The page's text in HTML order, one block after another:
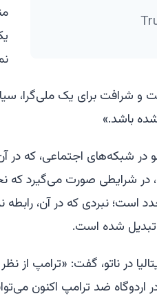
و شرافت برای یک ملی‌گرا،
باشد.»
در شبکه‌های اجتماعی، که در
در شرایطی صورت می‌گیرد که
است؛ نبردی که در آن،
تبدیل شده است.
در ناتو، گفت: «ترامپ از
ضد ترامپ اکنون